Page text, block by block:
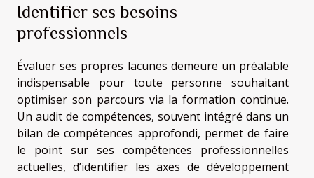
Identifier ses besoins
professionnels
Évaluer ses propres lacunes demeure un préalable
indispensable pour toute personne souhaitant
optimiser son parcours via la formation continue.
Un audit de compétences, souvent intégré dans un
bilan de compétences approfondi, permet de faire
le point sur ses compétences professionnelles
actuelles, d’identifier les axes de développement